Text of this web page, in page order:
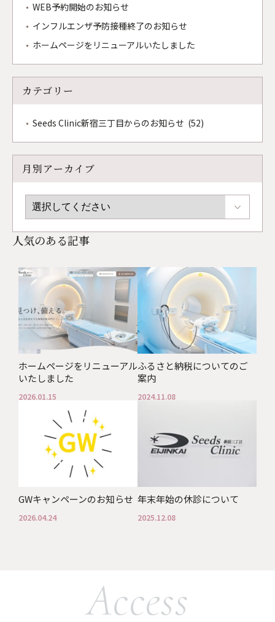
WEB予約開始のお知らせ
インフルエンザ予防接種終了のお知らせ
ホームページをリニューアルいたしました
カテゴリー
Seeds Clinic新宿三丁目からのお知らせ (52)
月別アーカイブ
人気のある記事
ホームページをリニューアル
いたしました
2026.01.15
ふるさと納税についてのご
案内
2024.11.08
GWキャンペーンのお知らせ
2026.04.24
年末年始の休診について
2025.12.08
Access